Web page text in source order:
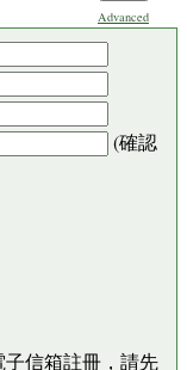
Advanced
(確認
子信箱註冊，請先